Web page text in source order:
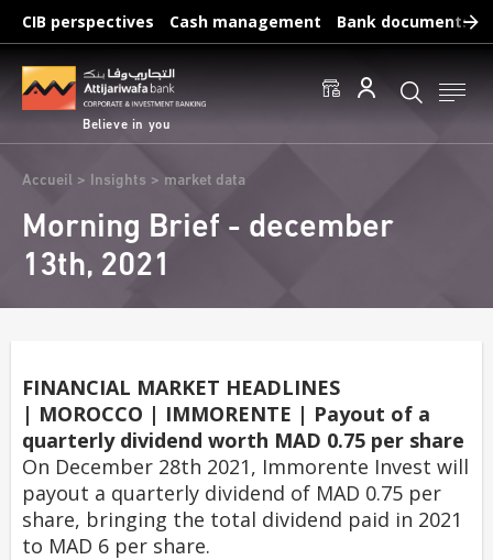
Skip
main
content
CIB perspectives Cash management Bank documents
Believe in you
Breadcrumb
Accueil Insights market data
Morning Brief - december
13th, 2021
FINANCIAL MARKET HEADLINES
| MOROCCO | IMMORENTE | Payout of a
quarterly dividend worth MAD 0.75 per share
On December 28th 2021, Immorente Invest will
payout a quarterly dividend of MAD 0.75 per
share, bringing the total dividend paid in 2021
to MAD 6 per share.
Frequent searches :
Access to accounts Make a transfert Edit a RIB